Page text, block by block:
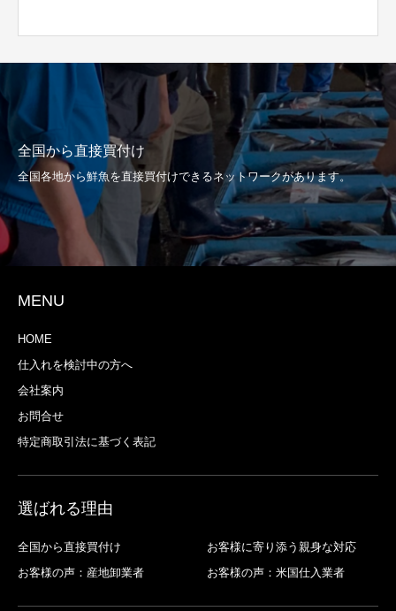
全国から直接買付け
全国各地から鮮魚を直接買付けできるネットワークがあります。
MENU
HOME
仕入れを検討中の方へ
会社案内
お問合せ
特定商取引法に基づく表記
選ばれる理由
全国から直接買付け
お客様に寄り添う親身な対応
お客様の声：産地卸業者
お客様の声：米国仕入業者